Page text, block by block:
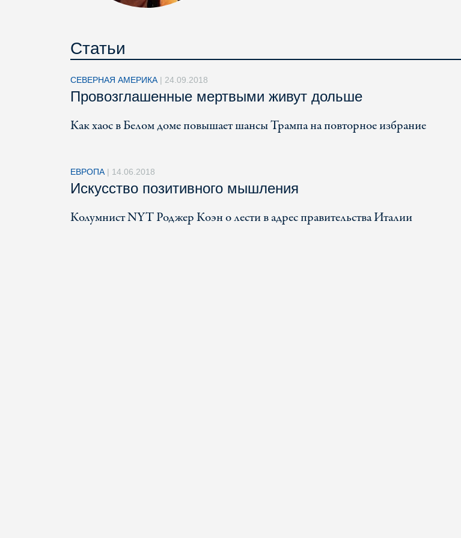
Статьи
СЕВЕРНАЯ АМЕРИКА | 24.09.2018
Провозглашенные мертвыми живут дольше
Как хаос в Белом доме повышает шансы Трампа на повторное избрание
ЕВРОПА | 14.06.2018
Искусство позитивного мышления
Колумнист NYT Роджер Коэн о лести в адрес правительства Италии